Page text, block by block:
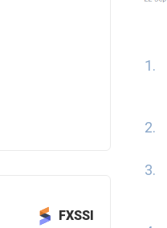
FXSSI